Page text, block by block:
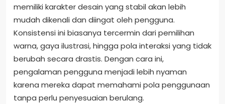
memiliki karakter desain yang stabil akan lebih
mudah dikenali dan diingat oleh pengguna.
Konsistensi ini biasanya tercermin dari pemilihan
warna, gaya ilustrasi, hingga pola interaksi yang tidak
berubah secara drastis. Dengan cara ini,
pengalaman pengguna menjadi lebih nyaman
karena mereka dapat memahami pola penggunaan
tanpa perlu penyesuaian berulang.